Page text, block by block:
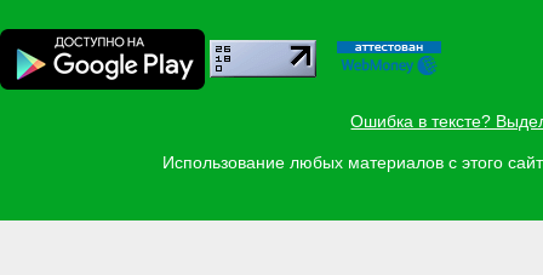
Ошибка в тексте?
Использование любых материалов с этого